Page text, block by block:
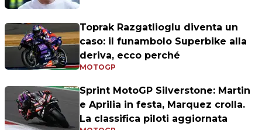
Toprak Razgatlioglu diventa un
caso: il funambolo Superbike alla
deriva, ecco perché
MOTOGP
Sprint MotoGP Silverstone: Martin
e Aprilia in festa, Marquez crolla.
La classifica piloti aggiornata